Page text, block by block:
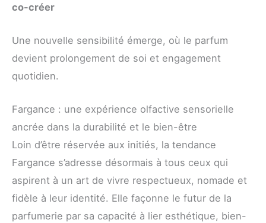
co-créer
Une nouvelle sensibilité émerge, où le parfum
devient prolongement de soi et engagement
quotidien.
Fargance : une expérience olfactive sensorielle
ancrée dans la durabilité et le bien-être
Loin d’être réservée aux initiés, la tendance
Fargance s’adresse désormais à tous ceux qui
aspirent à un art de vivre respectueux, nomade et
fidèle à leur identité. Elle façonne le futur de la
parfumerie par sa capacité à lier esthétique, bien-